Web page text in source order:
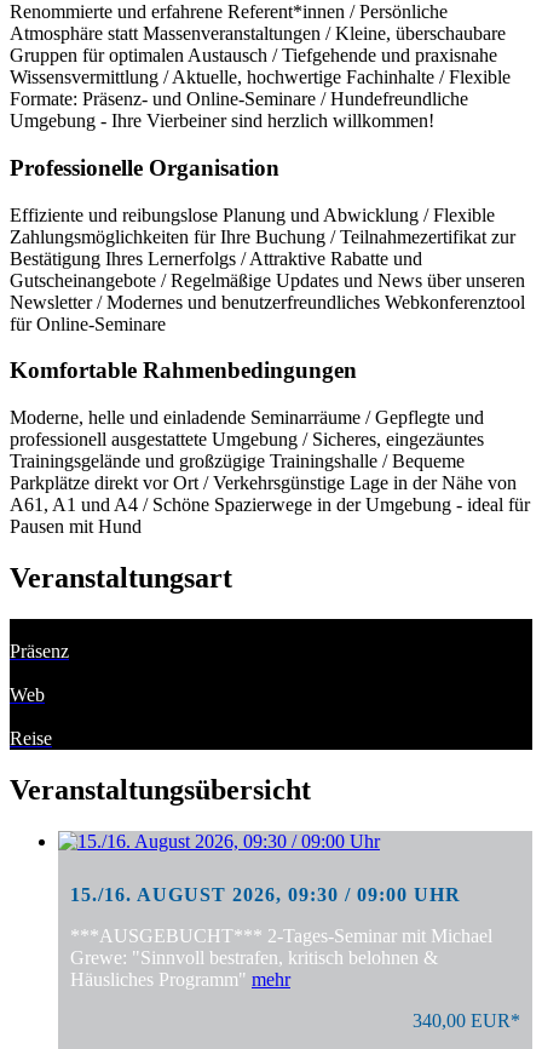
Renommierte und erfahrene Referent*innen / Persönliche
Atmosphäre statt Massenveranstaltungen / Kleine, überschaubare
Gruppen für optimalen Austausch / Tiefgehende und praxisnahe
Wissensvermittlung / Aktuelle, hochwertige Fachinhalte / Flexible
Formate: Präsenz- und Online-Seminare / Hundefreundliche
Umgebung - Ihre Vierbeiner sind herzlich willkommen!
Professionelle Organisation
Effiziente und reibungslose Planung und Abwicklung / Flexible
Zahlungsmöglichkeiten für Ihre Buchung / Teilnahmezertifikat zur
Bestätigung Ihres Lernerfolgs / Attraktive Rabatte und
Gutscheinangebote / Regelmäßige Updates und News über unseren
Newsletter / Modernes und benutzerfreundliches Webkonferenztool
für Online-Seminare
Komfortable Rahmenbedingungen
Moderne, helle und einladende Seminarräume / Gepflegte und
professionell ausgestattete Umgebung / Sicheres, eingezäuntes
Trainingsgelände und großzügige Trainingshalle / Bequeme
Parkplätze direkt vor Ort / Verkehrsgünstige Lage in der Nähe von
A61, A1 und A4 / Schöne Spazierwege in der Umgebung - ideal für
Pausen mit Hund
Veranstaltungsart
Präsenz
Web
Reise
Veranstaltungsübersicht
15./16. AUGUST 2026, 09:30 / 09:00 UHR
***AUSGEBUCHT*** 2-Tages-Seminar mit Michael
Grewe: "Sinnvoll bestrafen, kritisch belohnen &
Häusliches Programm" mehr
340,00 EUR*